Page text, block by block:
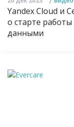
Yandex Cloud и
о старте
данными